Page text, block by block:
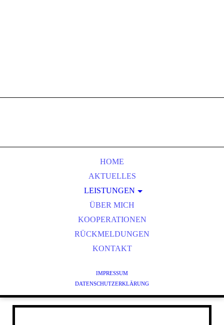
HOME
AKTUELLES
LEISTUNGEN
COACHING
ZIELSETZUNG
STRESS- UND ZEITMANAGEMENT
ENTSPANNUNG UND ACHTSAMKEIT
QIGONG
TRAINING FÜR SENIOREN
ÜBER MICH
KOOPERATIONEN
RÜCKMELDUNGEN
KONTAKT
IMPRESSUM
DATENSCHUTZERKLÄRUNG